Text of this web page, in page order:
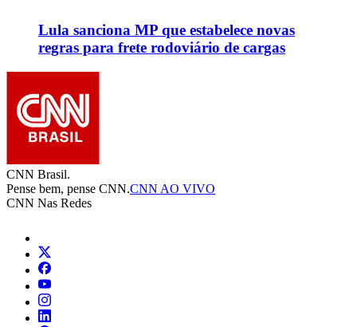
Lula sanciona MP que estabelece novas
regras para frete rodoviário de cargas
CNN Brasil.
Pense bem, pense CNN.CNN AO VIVO
CNN Nas Redes